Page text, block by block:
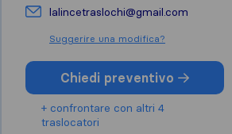
lalincetraslochi@gmail.com
Suggerire una modifica?
Chiedi preventivo
+ confrontare con altri 4
traslocatori